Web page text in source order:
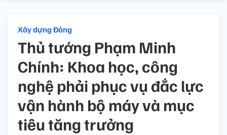
Xây dựng Đảng
Thủ tướng Phạm Minh
Chính: Khoa học, công
nghệ phải phục vụ đắc lực
vận hành bộ máy và mục
tiêu tăng trưởng